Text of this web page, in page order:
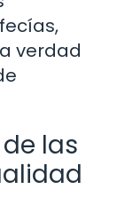
verdad
las